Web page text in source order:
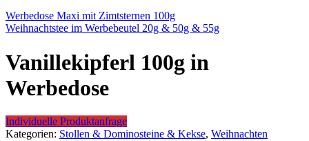
Werbedose Maxi mit Zimtsternen 100g
Weihnachtstee im Werbebeutel 20g & 50g & 55g
Vanillekipferl 100g in
Werbedose
Individuelle Produktanfrage
Kategorien: Stollen & Dominosteine & Kekse, Weihnachten